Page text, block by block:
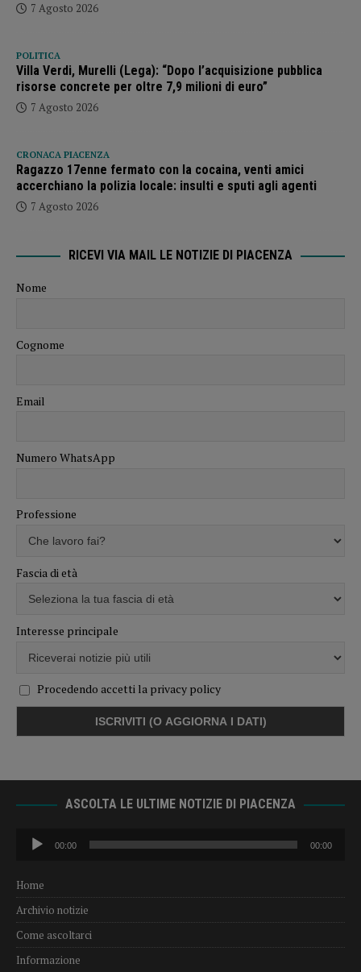
7 Agosto 2026
POLITICA
Villa Verdi, Murelli (Lega): “Dopo l’acquisizione pubblica
risorse concrete per oltre 7,9 milioni di euro”
7 Agosto 2026
CRONACA PIACENZA
Ragazzo 17enne fermato con la cocaina, venti amici
accerchiano la polizia locale: insulti e sputi agli agenti
7 Agosto 2026
RICEVI VIA MAIL LE NOTIZIE DI PIACENZA
Nome
Cognome
Email
Numero WhatsApp
Professione
Fascia di età
Interesse principale
Procedendo accetti la privacy policy
ASCOLTA LE ULTIME NOTIZIE DI PIACENZA
Audio
Player
00:00 00:00
Home
Archivio notizie
Come ascoltarci
Informazione